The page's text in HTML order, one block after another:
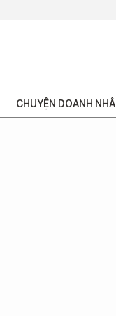
CHUYỆN DOANH